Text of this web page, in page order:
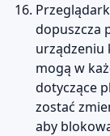
dopuszcza
urządzeniu
mogą w
dotyczące
zostać
aby